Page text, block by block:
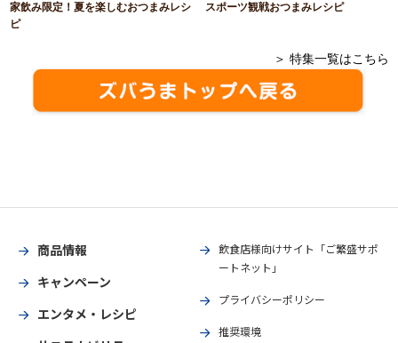
家飲み限定！夏を楽しむおつまみレシ
ピ
スポーツ観戦おつまみレシピ
＞ 特集一覧はこちら
商品情報
キャンペーン
エンタメ・レシピ
飲食店様向けサイト「ご繁盛サポ
ートネット」
プライバシーポリシー
推奨環境